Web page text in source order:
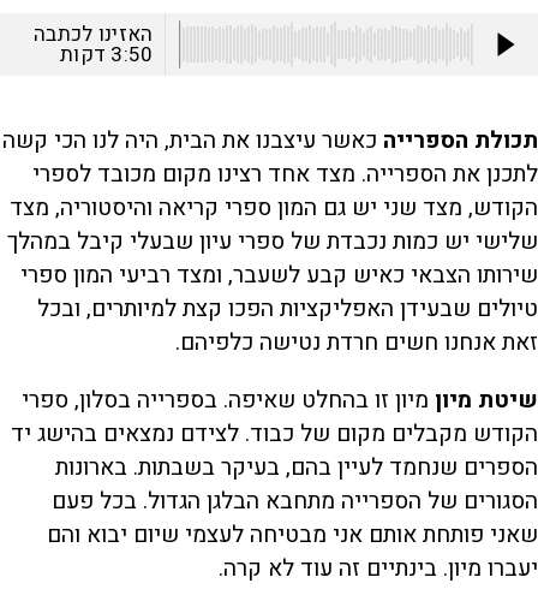
האזינו לכתבה
3:50 דקות
תכולת הספרייה כאשר עיצבנו את הבית, היה לנו הכי קשה
לתכנן את הספרייה. מצד אחד רצינו מקום מכובד לספרי
הקודש, מצד שני יש גם המון ספרי קריאה והיסטוריה, מצד
שלישי יש כמות נכבדת של ספרי עיון שבעלי קיבל במהלך
שירותו הצבאי כאיש קבע לשעבר, ומצד רביעי המון ספרי
טיולים שבעידן האפליקציות הפכו קצת למיותרים, ובכל
זאת אנחנו חשים חרדת נטישה כלפיהם.
שיטת מיון מיון זו בהחלט שאיפה. בספרייה בסלון, ספרי
הקודש מקבלים מקום של כבוד. לצידם נמצאים בהישג יד
הספרים שנחמד לעיין בהם, בעיקר בשבתות. בארונות
הסגורים של הספרייה מתחבא הבלגן הגדול. בכל פעם
שאני פותחת אותם אני מבטיחה לעצמי שיום יבוא והם
יעברו מיון. בינתיים זה עוד לא קרה.